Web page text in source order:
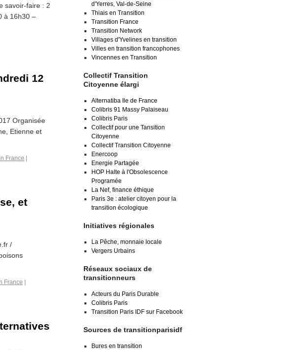
savoir-faire : 2
à 16h30 –
12
Organisée
Etienne et
France
et
/
France
d'Yerres, Val-de-Seine
Thiais en Transition
Transition France
Transition Network
Villages d'Yvelines en transition
Villes en transition francophones
Vincennes en Transition
Collectif Transition
Citoyenne élargi
Alternatiba Ile de France
Colibris 91 Massy Palaiseau
Colibris Paris
Collectif pour une Tansition
Citoyenne
Collectif Transition Citoyenne
Enercoop
Energie Partagée
HOP Halte à l'Obsolescence
Programée
La Nef, finance éthique
Paris 3e : atelier citoyen pour la
transition écologique
Initiatives régionales
La Pêche, monnaie locale
Vergers Urbains
Réseaux sociaux de
transitionneurs
Acteurs du Paris Durable
Colibris Paris
Transition Paris IDF sur Facebook
Sources de transitionparisidf
Bures en transition